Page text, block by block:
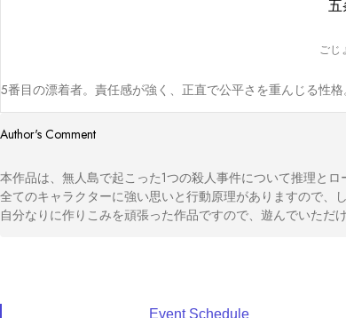
ごじ
5番目の漂着者。責任感が強く、正直で公平さを重んじる性
Author's Comment
本作品は、無人島で起こった1つの殺人事件について推理とロ
全てのキャラクターに強い思いと行動原理がありますので、
自分なりに作りこみを頑張った作品ですので、遊んでいただ
Event Schedule